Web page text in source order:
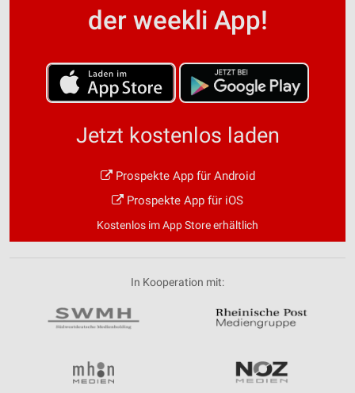
der weekli App!
Jetzt kostenlos laden
Prospekte App für Android
Prospekte App für iOS
Kostenlos im App Store erhältlich
In Kooperation mit: